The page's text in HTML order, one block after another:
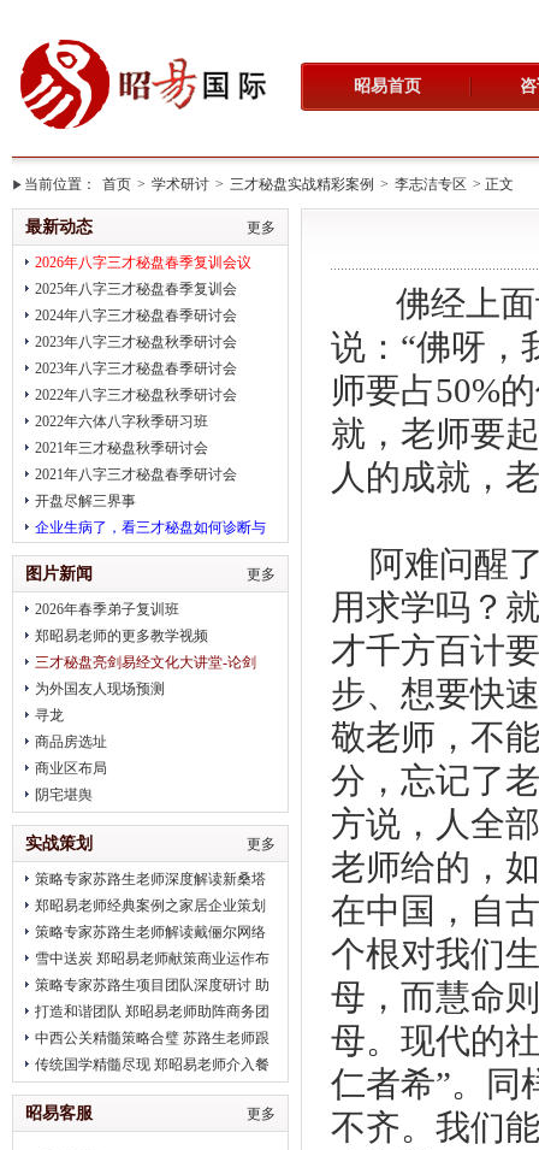
昭易首页
当前位置： 首页 > 学术研讨 > 三才秘盘实战精彩案例 > 李志洁专区 > 正文
更多
最新动态
2026年八字三才秘盘春季复训会议
2025年八字三才秘盘春季复训会
2024年八字三才秘盘春季研讨会
2023年八字三才秘盘秋季研讨会
2023年八字三才秘盘春季研讨会
2022年八字三才秘盘秋季研讨会
2022年六体八字秋季研习班
2021年三才秘盘秋季研讨会
2021年八字三才秘盘春季研讨会
开盘尽解三界事
企业生病了，看三才秘盘如何诊断与
治疗
更多
图片新闻
2026年春季弟子复训班
郑昭易老师的更多教学视频
三才秘盘亮剑易经文化大讲堂-论剑
2018趋势
为外国友人现场预测
寻龙
商品房选址
商业区布局
阴宅堪舆
更多
实战策划
策略专家苏路生老师深度解读新桑塔
纳完美营销
郑昭易老师经典案例之家居企业策划
策略专家苏路生老师解读戴俪尔网络
公关 卖给消费者的是一种品味
雪中送炭 郑昭易老师献策商业运作布
局
策略专家苏路生项目团队深度研讨 助
推2012北京平谷健身会
打造和谐团队 郑昭易老师助阵商务团
队凝聚力建设
中西公关精髓策略合璧 苏路生老师跟
进2012初明玉水墨画展
传统国学精髓尽现 郑昭易老师介入餐
饮企业调理
更多
昭易客服
佛经上
说：“佛呀，
师要占50%
就，老师要
人的成就，
阿难问醒
用求学吗？
才千方百计
步、想要快
敬老师，不
分，忘记了
方说，人全
老师给的，
在中国，自
个根对我们
母，而慧命
母。现代的
仁者希”。同
不齐。我们